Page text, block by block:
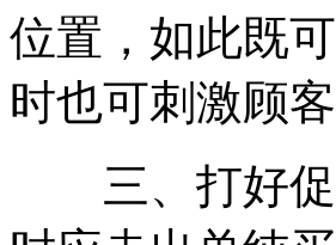
位置，如此既
时也可刺激顾
三、打好促